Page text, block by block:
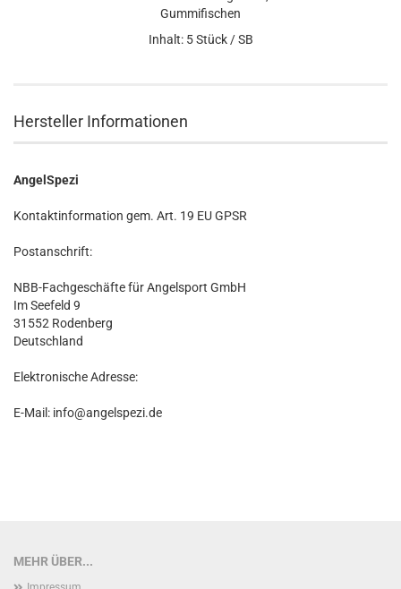
Gummifischen
Inhalt: 5 Stück / SB
Hersteller Informationen
AngelSpezi
Kontaktinformation gem. Art. 19 EU GPSR
Postanschrift:
NBB-Fachgeschäfte für Angelsport GmbH
Im Seefeld 9
31552 Rodenberg
Deutschland
Elektronische Adresse:
E-Mail: info@angelspezi.de
MEHR ÜBER...